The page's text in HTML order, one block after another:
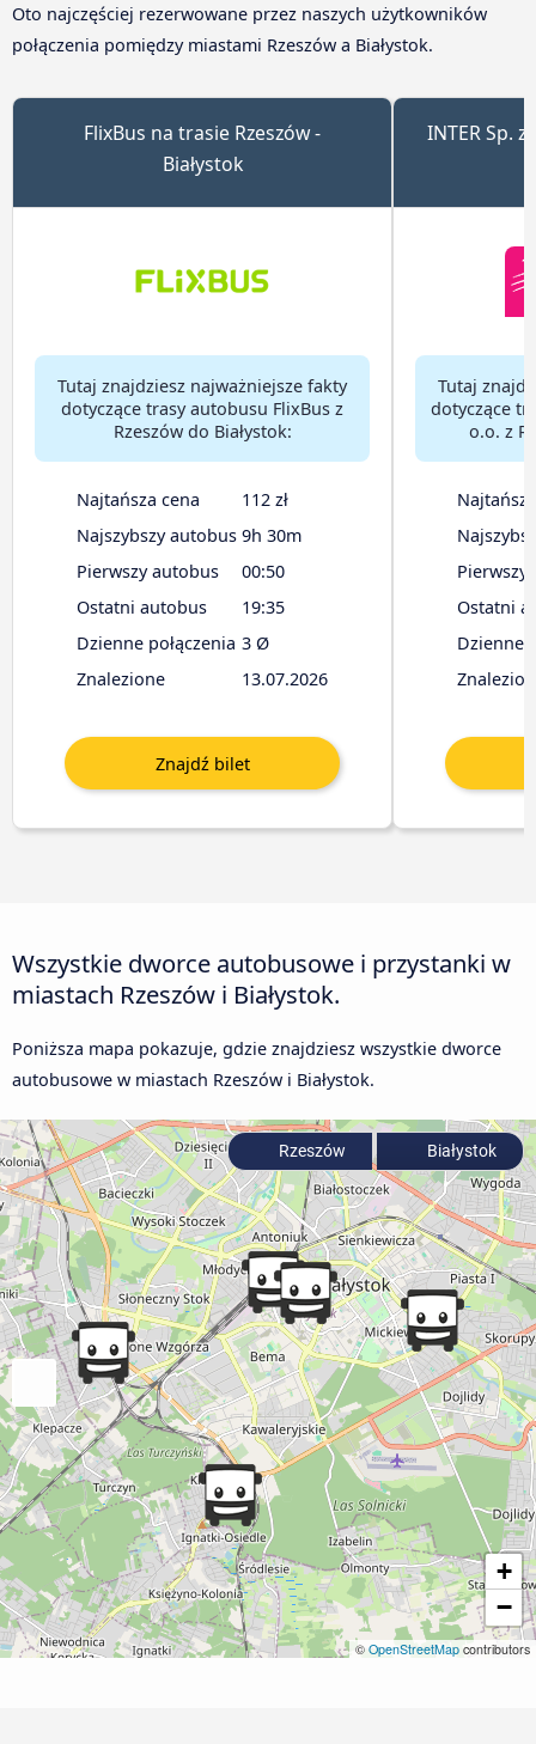
Oto najczęściej rezerwowane przez naszych użytkowników
połączenia pomiędzy miastami Rzeszów a Białystok.
FlixBus na trasie Rzeszów -
Białystok
Tutaj znajdziesz najważniejsze fakty
dotyczące trasy autobusu FlixBus z
Rzeszów do Białystok:
Najtańsza cena
112 zł
Najszybszy autobus 9h 30m
Pierwszy autobus
00:50
Ostatni autobus
19:35
Dzienne połączenia 3 Ø
Znalezione
13.07.2026
INTER Sp.
Tutaj
dotyczące
o.o. z
Pierwszy
Ostatni
Dzienne
Wszystkie dworce autobusowe i przystanki w
miastach Rzeszów i Białystok.
Poniższa mapa pokazuje, gdzie znajdziesz wszystkie dworce
autobusowe w miastach Rzeszów i Białystok.
+
−
© OpenStreetMap contributors
Rzeszów Białystok